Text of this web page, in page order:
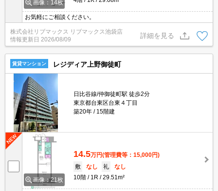
画像：14枚
お気軽にご相談ください。
株式会社リブマックス リブマックス池袋店
情報更新日 2026/08/09
詳細を見る
賃貸マンション レジディア上野御徒町
日比谷線/仲御徒町駅 徒歩2分
東京都台東区台東４丁目
築20年
15階建
画像：21枚
14.5万円(管理費等：15,000円)
敷
なし 礼
なし
10階
1R 29.51m²